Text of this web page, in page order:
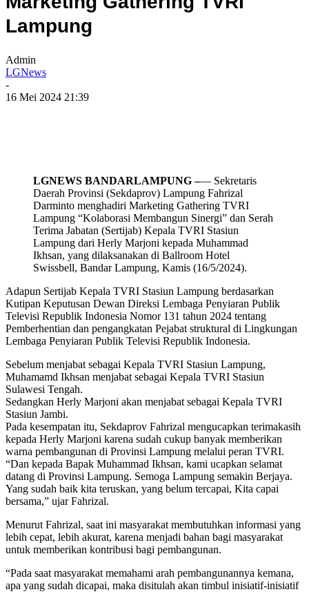
Lampung
Admin
LGNews
-
16 Mei 2024 21:39
LGNEWS BANDARLAMPUNG –— Sekretaris
Daerah Provinsi (Sekdaprov) Lampung Fahrizal
Darminto menghadiri Marketing Gathering TVRI
Lampung “Kolaborasi Membangun Sinergi” dan Serah
Terima Jabatan (Sertijab) Kepala TVRI Stasiun
Lampung dari Herly Marjoni kepada Muhammad
Ikhsan, yang dilaksanakan di Ballroom Hotel
Swissbell, Bandar Lampung, Kamis (16/5/2024).
Adapun Sertijab Kepala TVRI Stasiun Lampung berdasarkan
Kutipan Keputusan Dewan Direksi Lembaga Penyiaran Publik
Televisi Republik Indonesia Nomor 131 tahun 2024 tentang
Pemberhentian dan pengangkatan Pejabat struktural di Lingkungan
Lembaga Penyiaran Publik Televisi Republik Indonesia.
Sebelum menjabat sebagai Kepala TVRI Stasiun Lampung,
Muhamamd Ikhsan menjabat sebagai Kepala TVRI Stasiun
Sulawesi Tengah.
Sedangkan Herly Marjoni akan menjabat sebagai Kepala TVRI
Stasiun Jambi.
Pada kesempatan itu, Sekdaprov Fahrizal mengucapkan terimakasih
kepada Herly Marjoni karena sudah cukup banyak memberikan
warna pembangunan di Provinsi Lampung melalui peran TVRI.
“Dan kepada Bapak Muhammad Ikhsan, kami ucapkan selamat
datang di Provinsi Lampung. Semoga Lampung semakin Berjaya.
Yang sudah baik kita teruskan, yang belum tercapai, Kita capai
bersama,” ujar Fahrizal.
Menurut Fahrizal, saat ini masyarakat membutuhkan informasi yang
lebih cepat, lebih akurat, karena menjadi bahan bagi masyarakat
untuk memberikan kontribusi bagi pembangunan.
“Pada saat masyarakat memahami arah pembangunannya kemana,
apa yang sudah dicapai, maka disitulah akan timbul inisiatif-inisiatif